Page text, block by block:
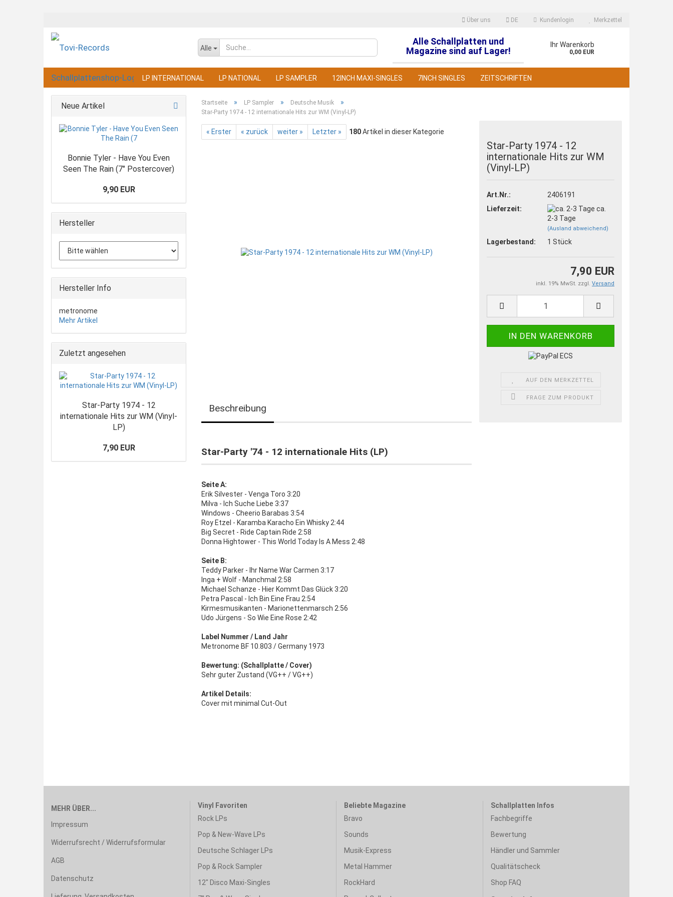
Über uns DE
Sprache auswählen
Kundenlogin
Passwort vergessen?
Merkzettel
Alle
Alle Schallplatten und
Magazine sind auf Lager!
Ihr Warenkorb
0,00 EUR
LP INTERNATIONAL LP NATIONAL LP SAMPLER 12INCH MAXI-SINGLES 7INCH SINGLES ZEITSCHRIFTEN
Startseite » LP Sampler » Deutsche Musik »
Star-Party 1974 - 12 internationale Hits zur WM (Vinyl-LP)
« Erster « zurück weiter » Letzter » 180Artikel in dieser Kategorie
Star-Party 1974 - 12
internationale Hits zur WM
(Vinyl-LP)
Art.Nr.:
2406191
Lieferzeit:
ca.
2-3 Tage
(Ausland abweichend)
Lagerbestand: 1Stück
7,90 EUR
inkl. 19% MwSt. zzgl. Versand
AUF DEN MERKZETTEL
FRAGE ZUM PRODUKT
Beschreibung
Star-Party '74 - 12 internationale Hits (LP)
Seite A:
Erik Silvester - Venga Toro 3:20
Milva - Ich Suche Liebe 3:37
Windows - Cheerio Barabas 3:54
Roy Etzel - Karamba Karacho Ein Whisky 2:44
Big Secret - Ride Captain Ride 2:58
Donna Hightower - This World Today Is A Mess 2:48
Seite B:
Teddy Parker - Ihr Name War Carmen 3:17
Inga + Wolf - Manchmal 2:58
Michael Schanze - Hier Kommt Das Glück 3:20
Petra Pascal - Ich Bin Eine Frau 2:54
Kirmesmusikanten - Marionettenmarsch 2:56
Udo Jürgens - So Wie Eine Rose 2:42
Label Nummer / Land Jahr
Metronome BF 10.803 / Germany 1973
Bewertung: (Schallplatte / Cover)
Sehr guter Zustand (VG++ / VG++)
Artikel Details:
Cover mit minimal Cut-Out
Neue Artikel
Bonnie Tyler - Have You Even
Seen The Rain (7" Postercover)
9,90 EUR
Hersteller
Hersteller Info
metronome
Mehr Artikel
Zuletzt angesehen
Star-Party 1974 - 12
internationale Hits zur WM (Vinyl-
LP)
7,90 EUR
MEHR ÜBER...
Impressum
Widerrufsrecht / Widerrufsformular
AGB
Datenschutz
Vinyl Favoriten
Rock LPs
Pop & New-Wave LPs
Deutsche Schlager LPs
Pop & Rock Sampler
12" Disco Maxi-Singles
Beliebte Magazine
Bravo
Sounds
Musik-Express
Metal Hammer
RockHard
Schallplatten Infos
Fachbegriffe
Bewertung
Händler und Sammler
Qualitätscheck
Shop FAQ